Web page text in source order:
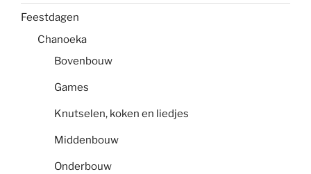
Feestdagen
Chanoeka
Bovenbouw
Games
Knutselen, koken en liedjes
Middenbouw
Onderbouw